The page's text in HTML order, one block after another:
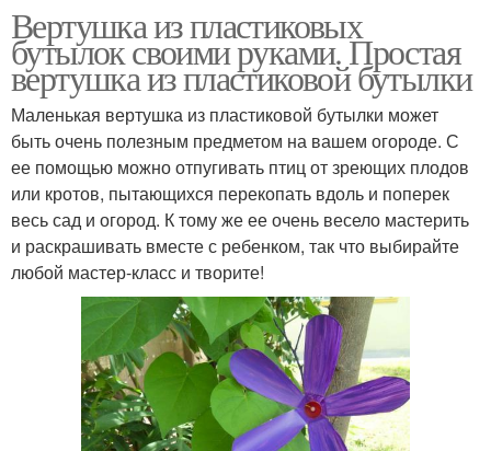
Вертушка из пластиковых
бутылок своими руками. Простая
вертушка из пластиковой бутылки
Маленькая вертушка из пластиковой бутылки может
быть очень полезным предметом на вашем огороде. С
ее помощью можно отпугивать птиц от зреющих плодов
или кротов, пытающихся перекопать вдоль и поперек
весь сад и огород. К тому же ее очень весело мастерить
и раскрашивать вместе с ребенком, так что выбирайте
любой мастер-класс и творите!